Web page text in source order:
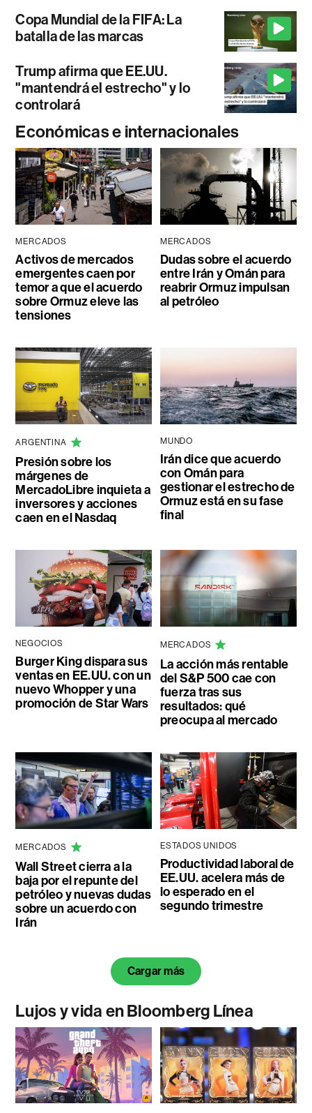
Copa Mundial de la FIFA: La
batalla de las marcas
Trump afirma que EE.UU.
"mantendrá el estrecho" y lo
controlará
Económicas e internacionales
MERCADOS
Activos de mercados
emergentes caen por
temor a que el acuerdo
sobre Ormuz eleve las
tensiones
MERCADOS
Dudas sobre el acuerdo
entre Irán y Omán para
reabrir Ormuz impulsan
al petróleo
ARGENTINA
Presión sobre los
márgenes de
MercadoLibre inquieta a
inversores y acciones
caen en el Nasdaq
MUNDO
Irán dice que acuerdo
con Omán para
gestionar el estrecho de
Ormuz está en su fase
final
NEGOCIOS
Burger King dispara sus
ventas en EE.UU. con un
nuevo Whopper y una
promoción de Star Wars
MERCADOS
La acción más rentable
del S&P 500 cae con
fuerza tras sus
resultados: qué
preocupa al mercado
MERCADOS
Wall Street cierra a la
baja por el repunte del
petróleo y nuevas dudas
sobre un acuerdo con
Irán
ESTADOS UNIDOS
Productividad laboral de
EE.UU. acelera más de
lo esperado en el
segundo trimestre
Cargar más
Lujos y vida en Bloomberg Línea